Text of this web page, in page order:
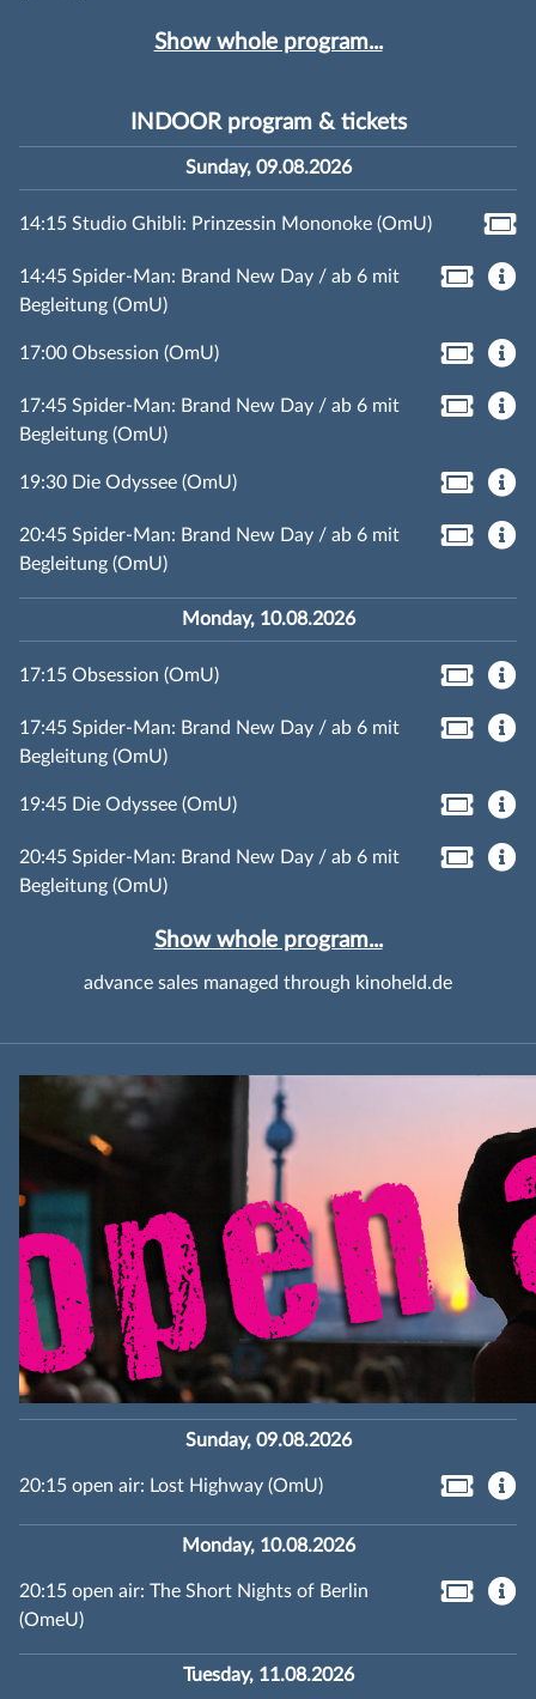
Show whole program...
INDOOR program & tickets
Sunday, 09.08.2026
14:15 Studio Ghibli: Prinzessin Mononoke (OmU)
14:45 Spider-Man: Brand New Day / ab 6 mit
Begleitung (OmU)
17:00 Obsession (OmU)
17:45 Spider-Man: Brand New Day / ab 6 mit
Begleitung (OmU)
19:30 Die Odyssee (OmU)
20:45 Spider-Man: Brand New Day / ab 6 mit
Begleitung (OmU)
Monday, 10.08.2026
17:15 Obsession (OmU)
17:45 Spider-Man: Brand New Day / ab 6 mit
Begleitung (OmU)
19:45 Die Odyssee (OmU)
20:45 Spider-Man: Brand New Day / ab 6 mit
Begleitung (OmU)
Show whole program...
advance sales managed through kinoheld.de
Sunday, 09.08.2026
20:15 open air: Lost Highway (OmU)
Monday, 10.08.2026
20:15 open air: The Short Nights of Berlin
(OmeU)
Tuesday, 11.08.2026